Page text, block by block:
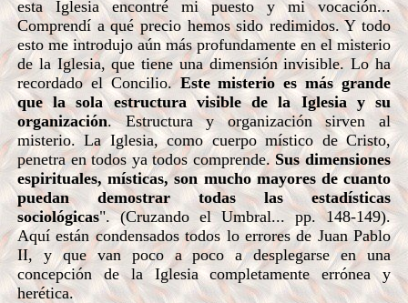
esta Iglesia encontré mi puesto y mi vocación...
Comprendí a qué precio hemos sido redimidos. Y todo
esto me introdujo aún más profundamente en el misterio
de la Iglesia, que tiene una dimensión invisible. Lo ha
recordado el Concilio.Este misterio es más grande
que la sola estructura visible de la Iglesia y su
organización. Estructura y organización sirven al
misterio. La Iglesia, como cuerpo místico de Cristo,
penetra en todos ya todos comprende. Sus dimensiones
espirituales, místicas, son mucho mayores de cuanto
puedan demostrar todas las estadísticas
sociológicas". (Cruzando el Umbral... pp. 148-149).
Aquí están condensados todos lo errores de Juan Pablo
II, y que van poco a poco a desplegarse en una
concepción de la Iglesia completamente errónea y
herética.